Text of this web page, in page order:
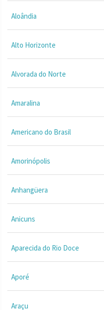
Aloândia
Alto Horizonte
Alvorada do Norte
Amaralina
Americano do Brasil
Amorinópolis
Anhangüera
Anicuns
Aparecida do Rio Doce
Aporé
Araçu